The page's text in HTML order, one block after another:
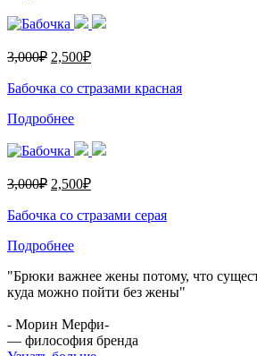
3,000₽ 2,500₽
Бабочка со стразами красная
Подробнее
3,000₽ 2,500₽
Бабочка со стразами серая
Подробнее
"Брюки важнее жены потому, что
куда можно пойти без жены"
- Морин Мерфи-
— философия бренда